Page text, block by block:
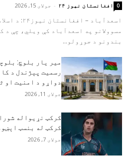
افغانستان نیوز ۲۴ - جولای 15, 2026 0
اسعدآباد –
مسوولانو په اسعدآباد کې ویلي، چې د
بندونو د جوړولو...
مير يار بلوچ:
رسمیت پېژندل د
دواړو د امنیت او
جولای 11, 2026
کرکټ نړيواله
کرکټ له بنسټ
جولای 7, 2026